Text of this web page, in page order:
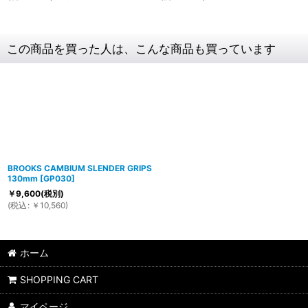
この商品を買った人は、こんな商品も買っています
BROOKS CAMBIUM SLENDER GRIPS
130mm [GP030]
￥9,600(税別)
(税込 : ￥ 10,560)
ホーム
SHOPPING CART